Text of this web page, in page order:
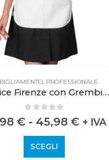
, PROFESSIONALE
Camice Firenze con Grembiulino
out of 5
€ - 45,98 € + IVA
SCEGLI